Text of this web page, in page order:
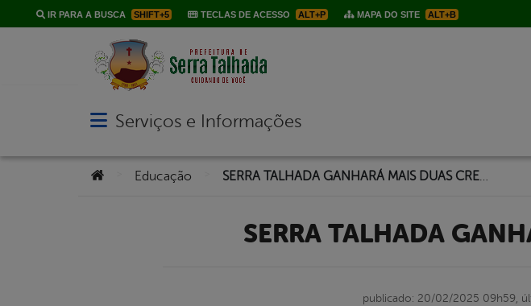
IR PARA A BUSCA SHIFT+5 TECLAS DE ACESSO ALT+P MAPA DO SITE ALT+B
Abrir menu principal de navegação
Serviços e Informações
Você está aqui:
Educação
SERRA TALHADA
publicado: 20/02/2025 09h59,